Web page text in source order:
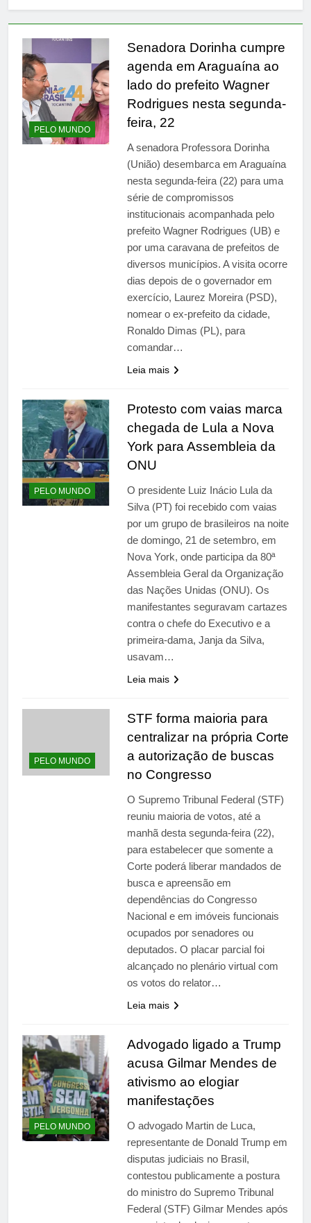
propriedade privada após
6 Horas Ago
Apollo compra EasyJet
por £ 5,7 bilhões e
redesenha mercado de
baixo custo na Europa
PELO MUNDO
Senadora Dorinha cumpre
agenda em Araguaína ao
lado do prefeito Wagner
Rodrigues nesta segunda-
feira, 22
A senadora Professora Dorinha
(União) desembarca em Araguaína
nesta segunda-feira (22) para uma
série de compromissos
institucionais acompanhada pelo
prefeito Wagner Rodrigues (UB) e
por uma caravana de prefeitos de
diversos municípios. A visita ocorre
dias depois de o governador em
exercício, Laurez Moreira (PSD),
nomear o ex-prefeito da cidade,
Ronaldo Dimas (PL), para
comandar…
Leia mais
PELO MUNDO
Protesto com vaias marca
chegada de Lula a Nova
York para Assembleia da
ONU
O presidente Luiz Inácio Lula da
Silva (PT) foi recebido com vaias
por um grupo de brasileiros na noite
de domingo, 21 de setembro, em
Nova York, onde participa da 80ª
Assembleia Geral da Organização
das Nações Unidas (ONU). Os
manifestantes seguravam cartazes
contra o chefe do Executivo e a
primeira-dama, Janja da Silva,
usavam…
Leia mais
PELO MUNDO
STF forma maioria para
centralizar na própria Corte
a autorização de buscas
no Congresso
O Supremo Tribunal Federal (STF)
reuniu maioria de votos, até a
manhã desta segunda-feira (22),
para estabelecer que somente a
Corte poderá liberar mandados de
busca e apreensão em
dependências do Congresso
Nacional e em imóveis funcionais
ocupados por senadores ou
deputados. O placar parcial foi
alcançado no plenário virtual com
os votos do relator…
Leia mais
PELO MUNDO
Advogado ligado a Trump
acusa Gilmar Mendes de
ativismo ao elogiar
manifestações
O advogado Martin de Luca,
representante de Donald Trump em
disputas judiciais no Brasil,
contestou publicamente a postura
do ministro do Supremo Tribunal
Federal (STF) Gilmar Mendes após